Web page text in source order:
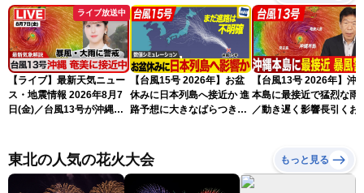
ライブ放送中
【ライブ】最新天気ニュー
ス・地震情報 2026年8月7
日(金)／台風13号が沖縄・
ュースLiVEアフタヌーン・
小林李衣奈／内藤邦裕〉
【台風15号 2026年】お盆
休みに日本列島へ接近か 進
路予想に大きなばらつき
【台風13号 2026年】沖
本島に最接近で猛烈な雨
／動き遅く影響長引くお
東北の人気の花火大会 もっと見る